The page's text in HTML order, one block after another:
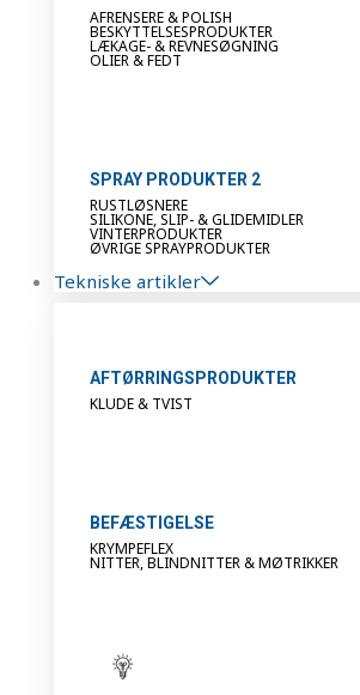
AFRENSERE & POLISH
BESKYTTELSESPRODUKTER
LÆKAGE- & REVNESØGNING
OLIER & FEDT
SPRAY PRODUKTER 2
RUSTLØSNERE
SILIKONE, SLIP- & GLIDEMIDLER
VINTERPRODUKTER
ØVRIGE SPRAYPRODUKTER
Tekniske artikler
AFTØRRINGSPRODUKTER
KLUDE & TVIST
BEFÆSTIGELSE
KRYMPEFLEX
NITTER, BLINDNITTER & MØTRIKKER